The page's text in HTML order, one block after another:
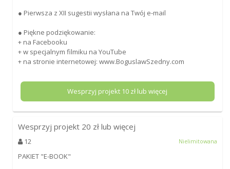
● Pierwsza z XII sugestii wysłana na Twój e-mail
● Piękne podziękowanie:
+ na Facebooku
+ w specjalnym filmiku na YouTube
+ na stronie internetowej: www.BoguslawSzedny.com
Wesprzyj projekt 10 zł lub więcej
Wesprzyj projekt 20 zł lub więcej
12 Nielimitowana
PAKIET "E-BOOK"